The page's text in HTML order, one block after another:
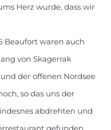
Herz wurde, dass wir
Beaufort waren auch
von Skagerrak
der offenen Nordsee
so das uns der
abdrehten und